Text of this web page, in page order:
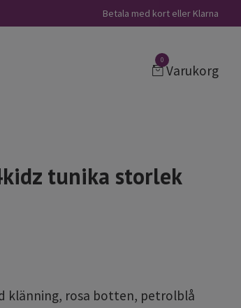
Betala med kort eller Klarna
0
Varukorg
tunika storlek
klänning, rosa botten, petrolblå